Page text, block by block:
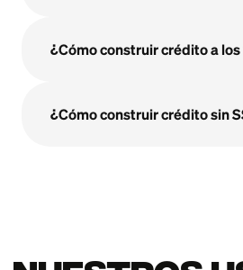
¿Cómo construir crédito a los
¿Cómo construir crédito sin